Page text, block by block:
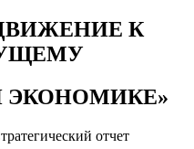
К
ЭКОНОМИКЕ»
отчет